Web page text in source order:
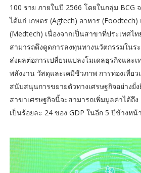
100 ราย ภายในปี 2566 โดยในกลุ่ม BCG
ได้แก่ เกษตร (Agtech) อาหาร
(Medtech) เนื่องจากเป็นสาขาที่ประเทศไ
สามารถดึงดูดการลงทุนทางนวัตกรรมในร
ส่งผลต่อการเปลี่ยนแปลงโมเดลธุรกิจและ
พลังงาน วัสดุและเคมีชีวภาพ การท่องเที่ย
สนับสนุนการขยายตัวทางเศรษฐกิจอย่างยั่
สาขาเศรษฐกิจนี้จะสามารถเพิ่มมูลค่าได้ถึ
เป็นร้อยละ 24 ของ GDP ในอีก 5 ปีข้างหน้า